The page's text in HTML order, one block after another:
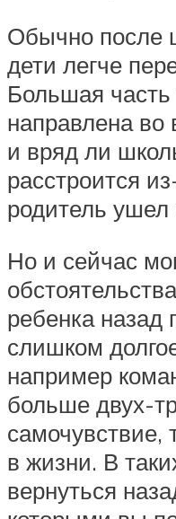
Обычно после
дети легче
Большая
направлена
и вряд ли
расстроится
родитель ушел
Но и сейчас
ребенка назад
слишком
например
больше двух-
в жизни. В
вернуться